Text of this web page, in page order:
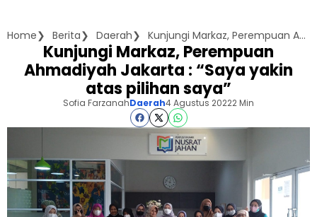
Home Berita Daerah Kunjungi Markaz, Perempuan Ahmadiyah Jakarta : "Saya yakin atas pilihan saya"
Kunjungi Markaz, Perempuan
Ahmadiyah Jakarta : “Saya yakin
atas pilihan saya”
Sofia FarzanahDaerah4 Agustus 20222 Min